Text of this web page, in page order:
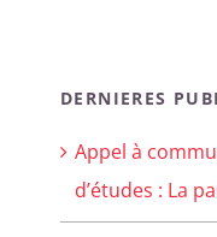
DERNIERES
Appel à
d’études : La